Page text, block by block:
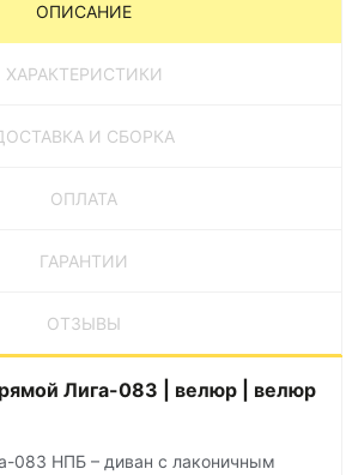
ОПИСАНИЕ
ХАРАКТЕРИСТИКИ
И СБОРКА
ОПЛАТА
ГАРАНТИИ
ОТЗЫВЫ
Лига-083 | велюр | велюр
083 НПБ – диван с лаконичным